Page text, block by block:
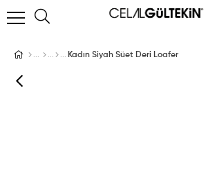
ÜYE GIRIŞI ÜYE OL Facebook
Kadın Siyah Süet Deri Loafer